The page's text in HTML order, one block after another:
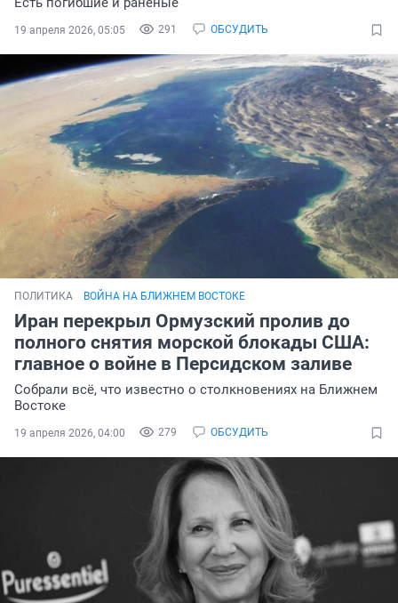
291 ОБСУДИТЬ
19 апреля 2026, 05:05
ПОЛИТИКА ВОЙНА НА БЛИЖНЕМ ВОСТОКЕ
Иран перекрыл Ормузский пролив до
полного снятия морской блокады США:
главное о войне в Персидском заливе
Собрали всё, что известно о столкновениях на Ближнем
Востоке
279 ОБСУДИТЬ
19 апреля 2026, 04:00